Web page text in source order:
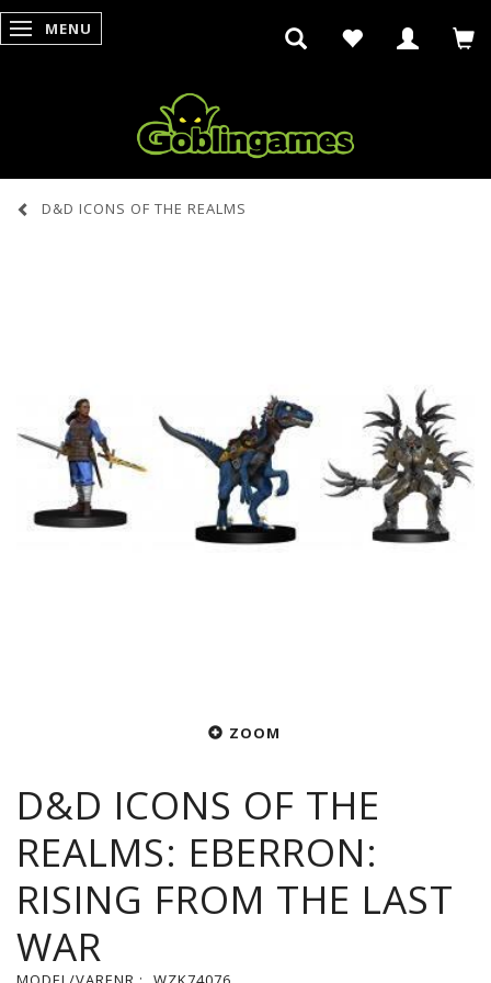
SKIFTE NAVIGATION
MENU
D&D ICONS OF THE REALMS
ZOOM
D&D ICONS OF THE
REALMS: EBERRON:
RISING FROM THE LAST
WAR